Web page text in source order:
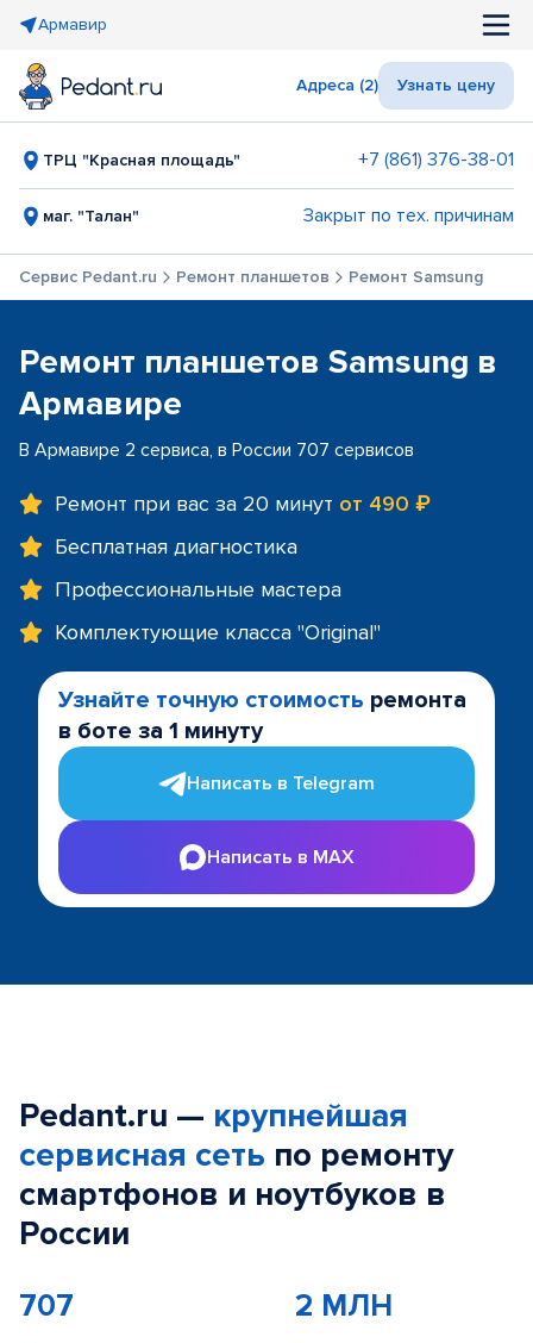
Армавир
Адреса (2) Узнать цену
ТРЦ "Красная площадь" +7 (861) 376-38-01
маг. "Талан" Закрыт по тех. причинам
Сервис Pedant.ru Ремонт планшетов Ремонт Samsung
Ремонт планшетов Samsung в
Армавире
В Армавире 2 сервиса, в России 707 сервисов
Ремонт при вас за 20 минут от 490 ₽
Бесплатная диагностика
Профессиональные мастера
Комплектующие класса "Original"
Узнайте точную стоимость ремонта
в боте за 1 минуту
Написать в Telegram
Написать в MAX
Pedant.ru — крупнейшая
сервисная сеть по ремонту
смартфонов и ноутбуков в
России
707 2 МЛН